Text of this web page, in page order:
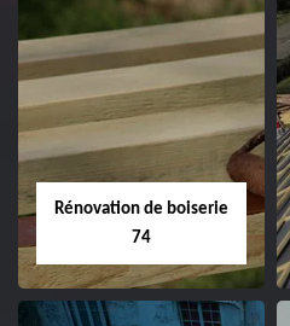
Rénovation de boiserie
74